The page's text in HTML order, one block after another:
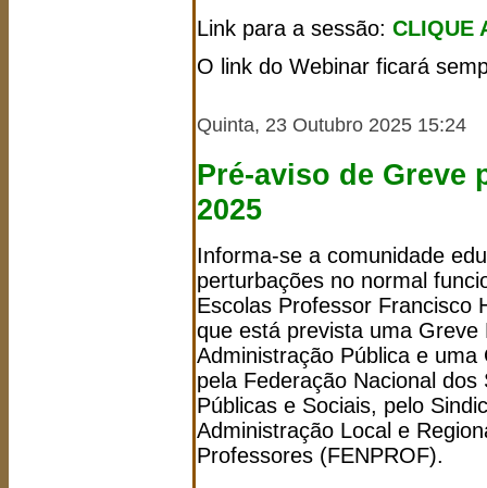
Link para a sessão: CLIQUE
O link do Webinar ficará
Quinta, 23 Outubro 2025 15:24
Pré-aviso de Greve
2025
Informa-se a comunidade
perturbações no normal
Escolas Professor Francisco
que está prevista uma Greve
Administração Pública e
pela Federação Nacional
Públicas e Sociais, pelo
Administração Local e
Professores (FENPROF).